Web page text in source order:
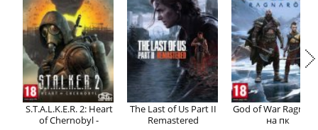
Регистрация Вход
S.T.A.L.K.E.R. 2: Heart
of Chernobyl -
The Last of Us Part II
Remastered
God of War
на пк